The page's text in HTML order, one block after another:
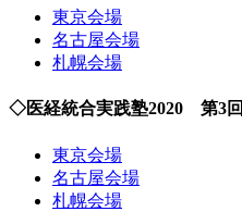
東京会場
名古屋会場
札幌会場
◇医経統合実践塾2020 第3回
東京会場
名古屋会場
札幌会場